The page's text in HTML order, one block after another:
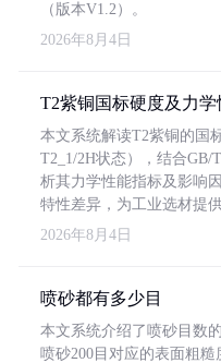
（版本V1.2）。
2026年8月4日
T2紫铜国标硬度及力
本文系统解读T2紫铜的国
T2_1/2H状态），结合GB/
析其力学性能指标及影响
特性差异，为工业选材提供
2026年8月4日
喷砂都有多少目
本文系统介绍了喷砂目数
喷砂200目对应的表面粗糙